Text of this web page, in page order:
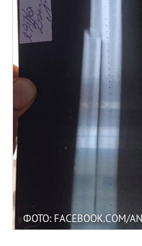
ФОТО: FACEBOOK.COM/